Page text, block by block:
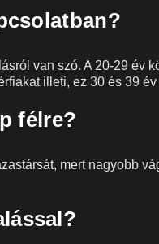
van szó. A 20-29 év
illeti, ez 30 és 39 év
félre?
mert nagyobb